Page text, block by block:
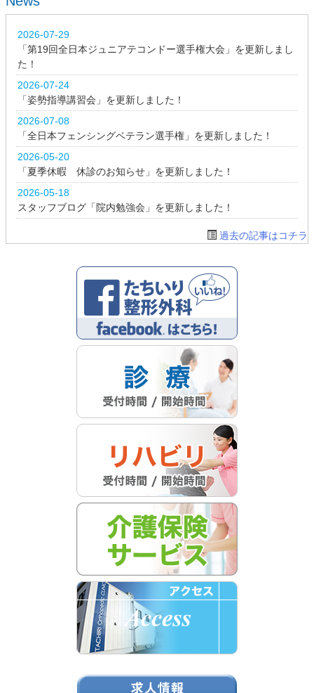
2026-07-29
「第19回全日本ジュニアテコンドー選手権大会」を更新しまし
た！
2026-07-24
「姿勢指導講習会」を更新しました！
2026-07-08
「全日本フェンシングベテラン選手権」を更新しました！
2026-05-20
「夏季休暇 休診のお知らせ」を更新しました！
2026-05-18
スタッフブログ「院内勉強会」を更新しました！
過去の記事はコチラ